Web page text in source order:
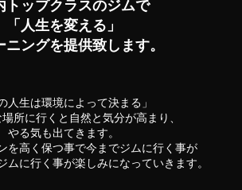
トップクラスのジムで
「人生を変える」
ニングを提供致します。
人生は環境によって決まる」
所に行くと自然と気分が高まり、
やる気も出てきます。
を高く保つ事で今までジムに行く事が
ムに行く事が楽しみになっていきます。